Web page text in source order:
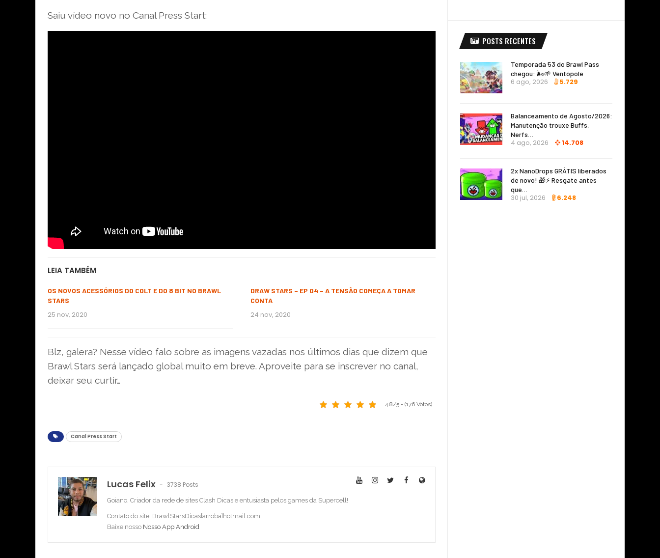
Saiu vídeo novo no Canal Press Start:
LEIA TAMBÉM
OS NOVOS ACESSÓRIOS DO COLT E DO 8 BIT NO BRAWL
STARS
25 nov, 2020
DRAW STARS – EP 04 – A TENSÃO COMEÇA A TOMAR
CONTA
24 nov, 2020
Blz, galera? Nesse vídeo falo sobre as imagens vazadas nos últimos dias que dizem que
Brawl Stars será lançado global muito em breve. Aproveite para se inscrever no canal,
deixar seu curtir…
4.8/5 - (176 Votos)
Canal Press Start
Lucas Felix 3738 Posts
Goiano, Criador da rede de sites Clash Dicas e entusiasta pelos games da Supercell!
Contato do site: BrawlStarsDicas[arroba]hotmail.com
Baixe nosso Nosso App Android
POSTS RECENTES
Temporada 53 do Brawl Pass
chegou: 🌬️🌱 Ventópole
6 ago, 2026 5.729
Balanceamento de Agosto/2026:
Manutenção trouxe Buffs,
Nerfs…
4 ago, 2026 14.708
2x NanoDrops GRÁTIS liberados
de novo! 🎁⚡ Resgate antes
que…
30 jul, 2026 6.248